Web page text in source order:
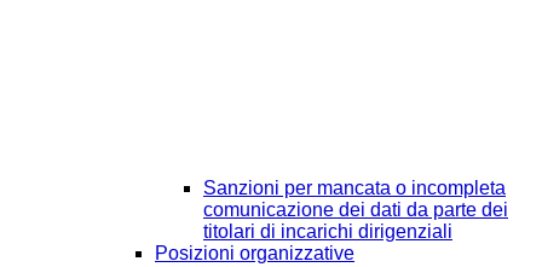
Sanzioni per mancata o incompleta
comunicazione dei dati da parte dei
titolari di incarichi dirigenziali
Posizioni organizzative